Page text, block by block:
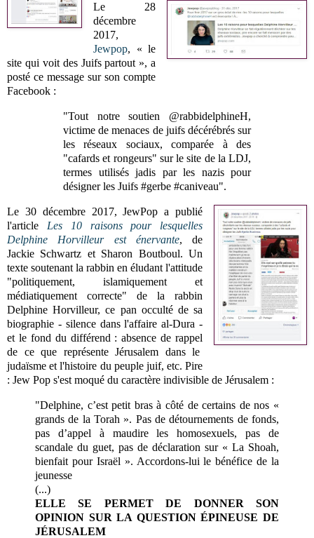
Le 28
décembre
2017,
Jewpop, « le
site qui voit des Juifs partout », a
posté ce message sur son compte
Facebook :
"Tout notre soutien @rabbidelphineH,
victime de menaces de juifs décérébrés sur
les réseaux sociaux, comparée à des
"cafards et rongeurs" sur le site de la LDJ,
termes utilisés jadis par les nazis pour
désigner les Juifs #gerbe #caniveau".
Le 30 décembre 2017, JewPop a publié
l'article Les 10 raisons pour lesquelles
Delphine Horvilleur est énervante, de
Jackie Schwartz et Sharon Boutboul. Un
texte soutenant la rabbin en éludant l'attitude
"politiquement, islamiquement et
médiatiquement correcte" de la rabbin
Delphine Horvilleur, ce pan occulté de sa
biographie - silence dans l'affaire al-Dura -
et le fond du différend : absence de rappel
de ce que représente Jérusalem dans le
judaïsme et l'histoire du peuple juif, etc. Pire
: Jew Pop s'est moqué du caractère indivisible de Jérusalem :
"Delphine, c’est petit bras à côté de certains de nos «
grands de la Torah ». Pas de détournements de fonds,
pas d’appel à maudire les homosexuels, pas de
scandale du guet, pas de déclaration sur « La Shoah,
bienfait pour Israël ». Accordons-lui le bénéfice de la
jeunesse
(...)
ELLE SE PERMET DE DONNER SON
OPINION SUR LA QUESTION ÉPINEUSE DE
JÉRUSALEM